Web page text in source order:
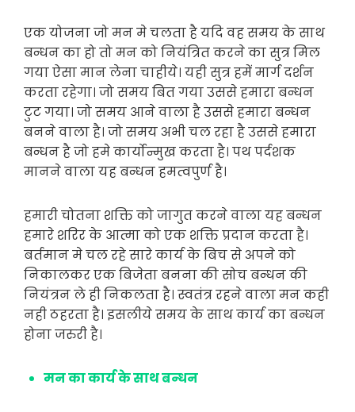
एक योजना जो मन मे चलता है यदि वह समय के साथ
बन्धन का हो तो मन को नियंत्रित करने का सुत्र मिल
गया ऐसा मान लेना चाहीये। यही सुत्र हमें मार्ग दर्शन
करता रहेगा। जो समय बित गया उससे हमारा बन्धन
टुट गया। जो समय आने वाला है उससे हमारा बन्धन
बनने वाला है। जो समय अभी चल रहा है उससे हमारा
बन्धन है जो हमे कार्योन्मुख करता है। पथ पर्दशक
मानने वाला यह बन्धन हमत्वपुर्ण है।
हमारी चोतना शक्ति को जागुत करने वाला यह बन्धन
हमारे शरिर के आत्मा को एक शक्ति प्रदान करता है।
बर्तमान मे चल रहे सारे कार्य के बिच से अपने को
निकालकर एक बिजेता बनना की सोच बन्धन की
नियंत्रन ले ही निकलता है। स्वतंत्र रहने वाला मन कही
नही ठहरता है। इसलीये समय के साथ कार्य का बन्धन
होना जरुरी है।
मन का कार्य के साथ बन्धन